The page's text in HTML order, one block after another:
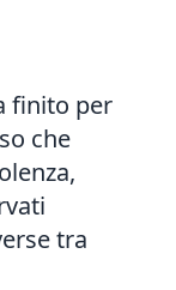
finito per
che
tra